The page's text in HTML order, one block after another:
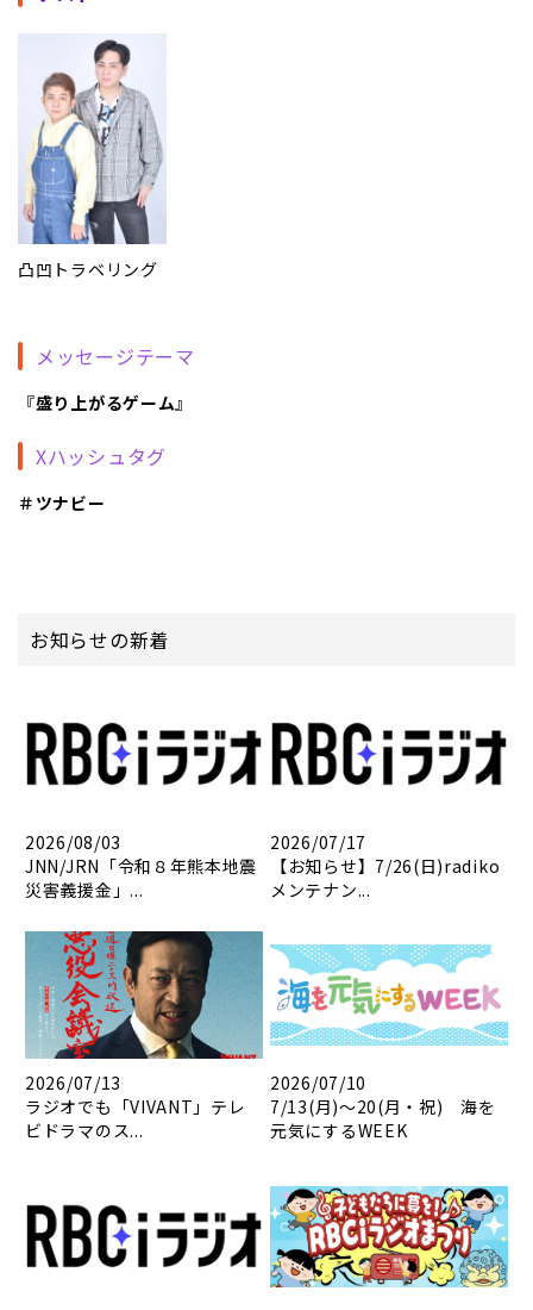
凸凹トラベリング
メッセージテーマ
『盛り上がるゲーム』
Xハッシュタグ
＃ツナビー
お知らせの新着
2026/08/03
JNN/JRN「令和８年熊本地震
災害義援金」...
2026/07/17
【お知らせ】7/26(日)radiko
メンテナン...
2026/07/13
ラジオでも「VIVANT」テレ
ビドラマのス...
2026/07/10
7/13(月)～20(月・祝) 海を
元気にするWEEK